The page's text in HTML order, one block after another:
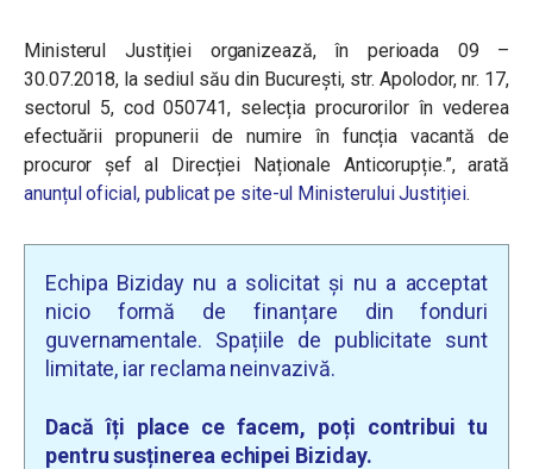
Ministerul Justiției organizează, în perioada 09 –
30.07.2018, la sediul său din București, str. Apolodor, nr. 17,
sectorul 5, cod 050741, selecția procurorilor în vederea
efectuării propunerii de numire în funcția vacantă de
procuror șef al Direcției Naționale Anticorupție.”, arată
anunțul oficial, publicat pe site-ul Ministerului Justiției.
Echipa Biziday nu a solicitat și nu a acceptat
nicio formă de finanțare din fonduri
guvernamentale. Spațiile de publicitate sunt
limitate, iar reclama neinvazivă.
Dacă îți place ce facem, poți contribui tu
pentru susținerea echipei Biziday.